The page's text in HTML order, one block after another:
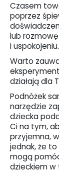
Czasem
poprzez
lub
i uspokojeniu.
Warto
działają dla
Podnóżek
narzędzie
dziecka
Ci na tym,
przyjemna,
jednak, że
mogą
dzieckiem